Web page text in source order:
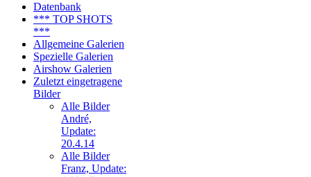
Neue Bilder Online!
>Bilder von Franz<
Neue Bilder Online!
>Bilder von Elfriede<
> Letzte Änderung
06.03.17 <
UNSERE
GALERIE
Neue Bilder Online!
Datenbank
*** TOP SHOTS
***
Allgemeine Galerien
Spezielle Galerien
Airshow Galerien
Zuletzt eingetragene
Bilder
Alle Bilder
André,
Update:
20.4.14
Alle Bilder
Franz, Update: